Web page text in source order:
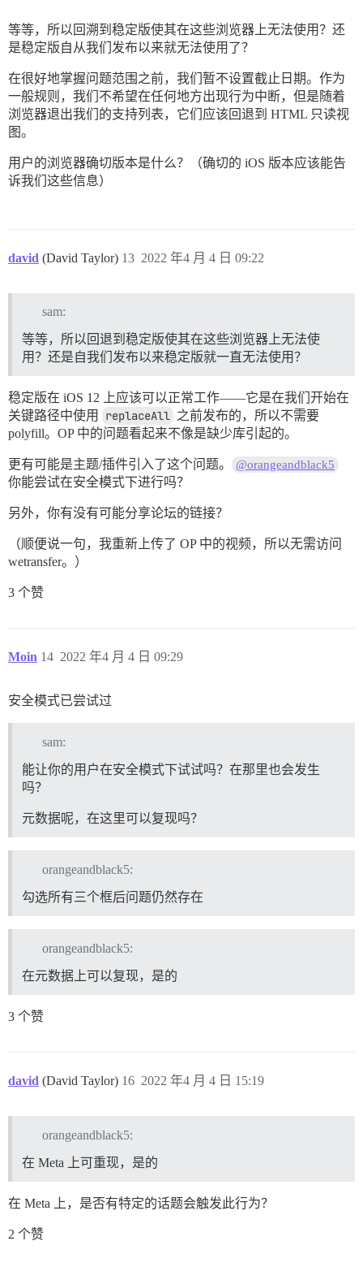
等等，所以回溯到稳定版使其在这些浏览器上无法使用？还
是稳定版自从我们发布以来就无法使用了？
在很好地掌握问题范围之前，我们暂不设置截止日期。作为
一般规则，我们不希望在任何地方出现行为中断，但是随着
浏览器退出我们的支持列表，它们应该回退到 HTML 只读视
图。
用户的浏览器确切版本是什么？（确切的 iOS 版本应该能告
诉我们这些信息）
david (David Taylor) 2022 年4 月 4 日 09:22
13
sam:
等等，所以回退到稳定版使其在这些浏览器上无法使
用？还是自我们发布以来稳定版就一直无法使用？
稳定版在 iOS 12 上应该可以正常工作——它是在我们开始在
关键路径中使用
replaceAll 之前发布的，所以不需要
polyfill。OP 中的问题看起来不像是缺少库引起的。
更有可能是主题/插件引入了这个问题。 @orangeandblack5
你能尝试在安全模式下进行吗？
另外，你有没有可能分享论坛的链接？
（顺便说一句，我重新上传了 OP 中的视频，所以无需访问
wetransfer。）
3 个赞
Moin 2022 年4 月 4 日 09:29
14
安全模式已尝试过
sam:
能让你的用户在安全模式下试试吗？在那里也会发生
吗？
元数据呢，在这里可以复现吗？
orangeandblack5:
勾选所有三个框后问题仍然存在
orangeandblack5:
在元数据上可以复现，是的
3 个赞
david (David Taylor) 2022 年4 月 4 日 15:19
16
orangeandblack5:
在 Meta 上可重现，是的
在 Meta 上，是否有特定的话题会触发此行为？
2 个赞